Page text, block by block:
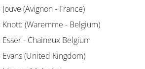
(Avignon - France)
(Waremme - Belgium)
- Chaineux Belgium
(United Kingdom)